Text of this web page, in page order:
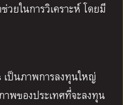
วยในการวิเคราะห์ โดยมี
เป็นภาพการลงทุนใหญ่
พของประเทศที่จะลงทุน